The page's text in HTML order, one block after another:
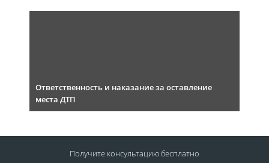
Ответственность и наказание за оставление
места ДТП
Получите консультациюбесплатно